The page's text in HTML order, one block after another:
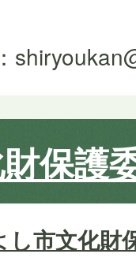
保護
し市文化財